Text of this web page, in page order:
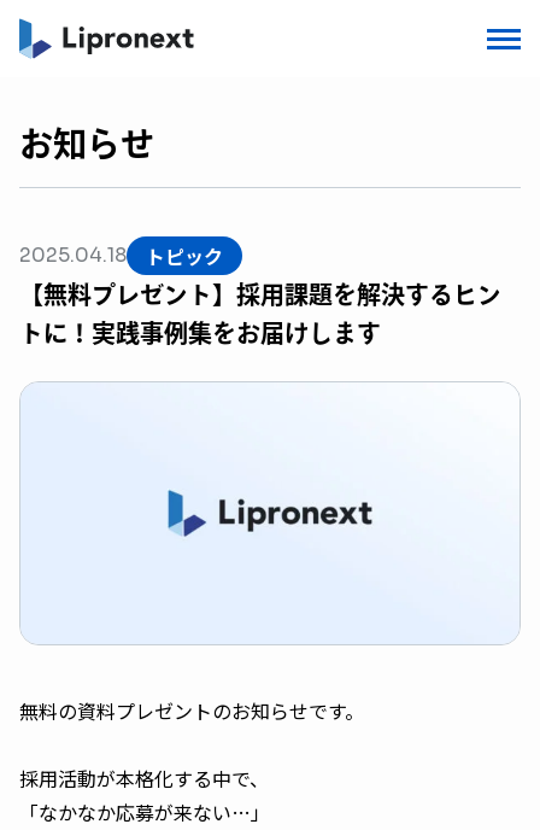
お知らせ
2025.04.18 トピック
【無料プレゼント】採用課題を解決するヒン
トに！実践事例集をお届けします
無料の資料プレゼントのお知らせです。
採用活動が本格化する中で、
「なかなか応募が来ない…」